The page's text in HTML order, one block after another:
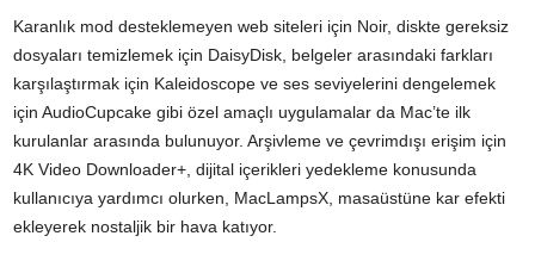
Karanlık mod desteklemeyen web siteleri için Noir, diskte gereksiz
dosyaları temizlemek için DaisyDisk, belgeler arasındaki farkları
karşılaştırmak için Kaleidoscope ve ses seviyelerini dengelemek
için AudioCupcake gibi özel amaçlı uygulamalar da Mac’te ilk
kurulanlar arasında bulunuyor. Arşivleme ve çevrimdışı erişim için
4K Video Downloader+, dijital içerikleri yedekleme konusunda
kullanıcıya yardımcı olurken, MacLampsX, masaüstüne kar efekti
ekleyerek nostaljik bir hava katıyor.